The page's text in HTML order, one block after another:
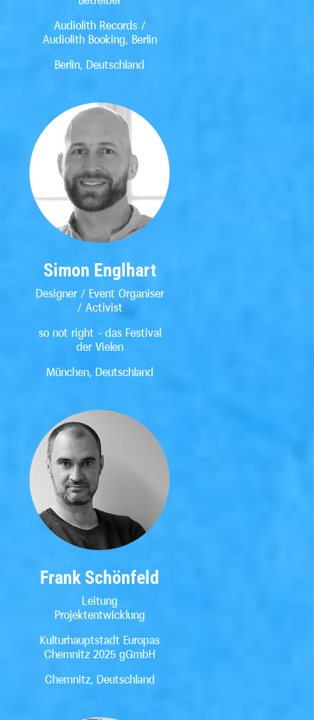
Audiolith Records /
Audiolith Booking, Berlin
Berlin, Deutschland
Simon Englhart
Designer / Event Organiser
/ Activist
so not right - das Festival
der Vielen
München, Deutschland
Frank Schönfeld
Leitung
Projektentwicklung
Kulturhauptstadt Europas
Chemnitz 2025 gGmbH
Chemnitz, Deutschland